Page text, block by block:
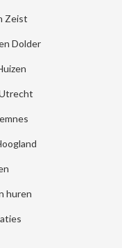
Zeist
Dolder
huren